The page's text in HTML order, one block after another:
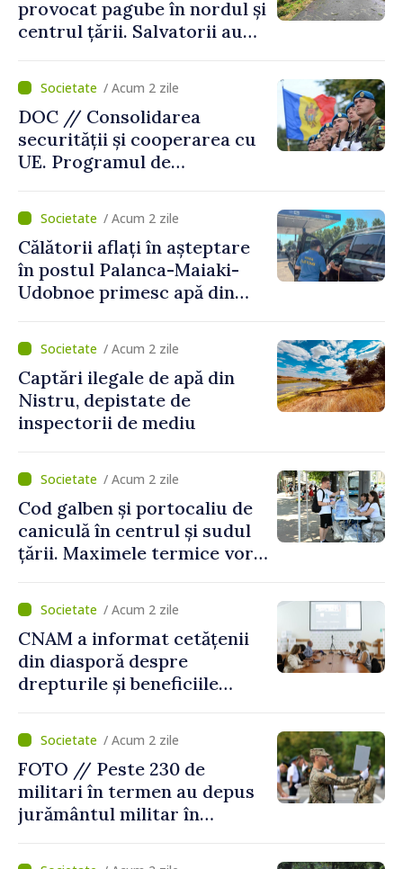
provocat pagube în nordul și
centrul țării. Salvatorii au
/ Acum 2 zile
DOC // Consolidarea
securității și cooperarea cu
UE. Programul de
Naționale de Apărare pentru
perioada 2024–2034,
publicat în Monitorul Oficial
/ Acum 2 zile
Călătorii aflați în așteptare
în postul Palanca-Maiaki-
Udobnoe primesc apă din
și a polițiștilor de frontieră
/ Acum 2 zile
Captări ilegale de apă din
Nistru, depistate de
inspectorii de mediu
/ Acum 2 zile
Cod galben și portocaliu de
caniculă în centrul și sudul
țării. Maximele termice vor
/ Acum 2 zile
CNAM a informat cetățenii
din diasporă despre
drepturile și beneficiile
/ Acum 2 zile
FOTO // Peste 230 de
militari în termen au depus
jurământul militar în